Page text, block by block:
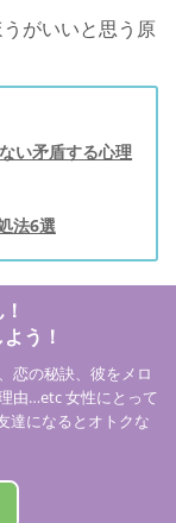
がいいと思う原
い矛盾する心理
法6選
う！
恋の秘訣、彼をメロ
由…etc 女性にとって
達になるとオトクな